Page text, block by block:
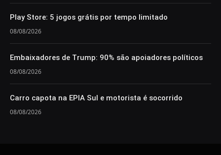
Play Store: 5 jogos grátis por tempo limitado
08/08/2026
Embaixadores de Trump: 90% são apoiadores políticos
08/08/2026
Carro capota na EPIA Sul e motorista é socorrido
08/08/2026